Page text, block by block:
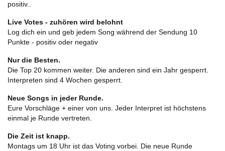
positiv..
Live Votes - zuhören wird belohnt
Log dich ein und geb jedem Song während der Sendung 10
Punkte - positiv oder negativ
Nur die Besten.
Die Top 20 kommen weiter. Die anderen sind ein Jahr gesperrt.
Interpreten sind 4 Wochen gesperrt.
Neue Songs in jeder Runde.
Eure Vorschläge + einer von uns. Jeder Interpret ist höchstens
einmal je Runde vertreten.
Die Zeit ist knapp.
Montags um 18 Uhr ist das Voting vorbei. Die neue Runde